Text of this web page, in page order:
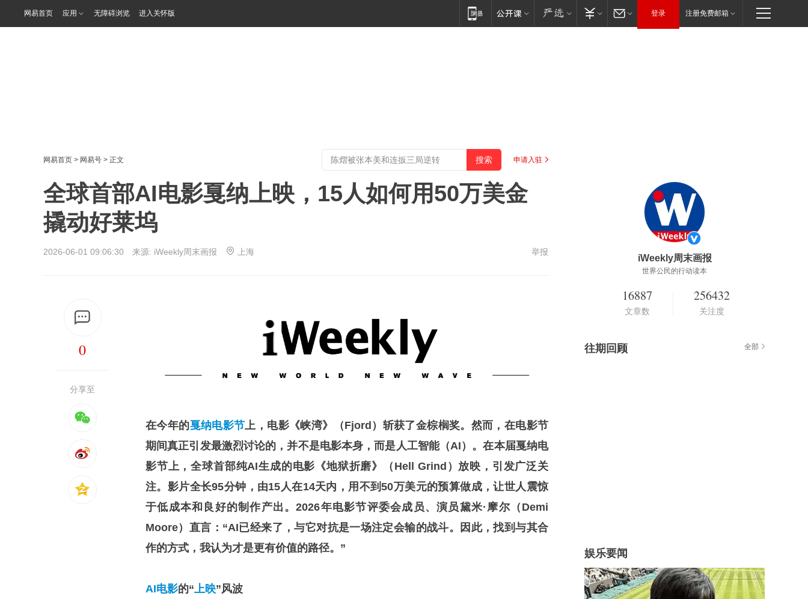
网易首页 应用 无障碍浏览 进入关怀版 登录 注册免费邮箱
网易首页 > 网易号 > 正文 申请入驻
全球首部AI电影戛纳上映，15人如何用50万美金
撬动好莱坞
2026-06-01 09:06:30 来源: iWeekly周末画报 上海 举报
0
分享至
在今年的戛纳电影节 上，电影《峡湾》（Fjord）斩获了金棕榈奖。然而，在电影节
期间真正引发最激烈讨论的，并不是电影本身，而是人工智能（AI）。在本届戛纳电
影节上，全球首部纯AI生成的电影《地狱折磨》（Hell Grind）放映，引发广泛关
注。影片全长95分钟，由15人在14天内，用不到50万美元的预算做成，让世人震惊
于低成本和良好的制作产出。2026年电影节评委会成员、演员黛米·摩尔（Demi
Moore）直言：“AI已经来了，与它对抗是一场注定会输的战斗。因此，找到与其合
作的方式，我认为才是更有价值的路径。”
AI电影的“ 上映”风波
iWeekly周末画报
世界公民的行动读本
16887
文章数
256432
关注度
往期回顾 全部
娱乐要闻